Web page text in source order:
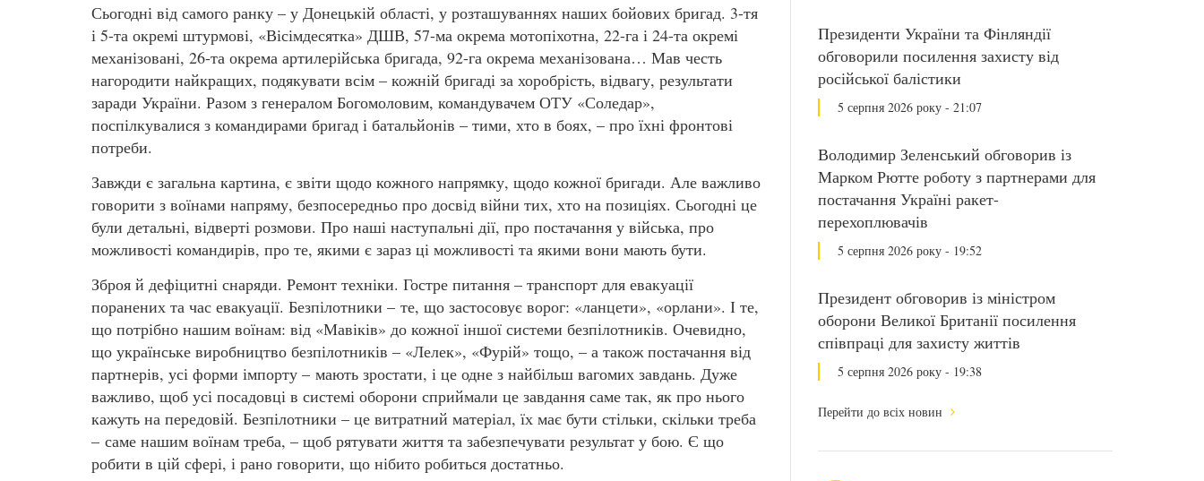
Президенти України та Фінляндії
обговорили посилення захисту від
російської балістики
5 серпня 2026 року - 21:07
Володимир Зеленський обговорив із
Марком Рютте роботу з партнерами для
постачання Україні ракет-
перехоплювачів
5 серпня 2026 року - 19:52
Президент обговорив із міністром
оборони Великої Британії посилення
співпраці для захисту життів
5 серпня 2026 року - 19:38
Перейти до всіх новин
Сьогодні від самого ранку – у Донецькій області, у розташуваннях наших бойових бригад. 3-тя
і 5-та окремі штурмові, «Вісімдесятка» ДШВ, 57-ма окрема мотопіхотна, 22-га і 24-та окремі
механізовані, 26-та окрема артилерійська бригада, 92-га окрема механізована… Мав честь
нагородити найкращих, подякувати всім – кожній бригаді за хоробрість, відвагу, результати
заради України. Разом з генералом Богомоловим, командувачем ОТУ «Соледар»,
поспілкувалися з командирами бригад і батальйонів – тими, хто в боях, – про їхні фронтові
потреби.
Завжди є загальна картина, є звіти щодо кожного напрямку, щодо кожної бригади. Але важливо
говорити з воїнами напряму, безпосередньо про досвід війни тих, хто на позиціях. Сьогодні це
були детальні, відверті розмови. Про наші наступальні дії, про постачання у війська, про
можливості командирів, про те, якими є зараз ці можливості та якими вони мають бути.
Зброя й дефіцитні снаряди. Ремонт техніки. Гостре питання – транспорт для евакуації
поранених та час евакуації. Безпілотники – те, що застосовує ворог: «ланцети», «орлани». І те,
що потрібно нашим воїнам: від «Мавіків» до кожної іншої системи безпілотників. Очевидно,
що українське виробництво безпілотників – «Лелек», «Фурій» тощо, – а також постачання від
партнерів, усі форми імпорту – мають зростати, і це одне з найбільш вагомих завдань. Дуже
важливо, щоб усі посадовці в системі оборони сприймали це завдання саме так, як про нього
кажуть на передовій. Безпілотники – це витратний матеріал, їх має бути стільки, скільки треба
– саме нашим воїнам треба, – щоб рятувати життя та забезпечувати результат у бою. Є що
робити в цій сфері, і рано говорити, що нібито робиться достатньо.